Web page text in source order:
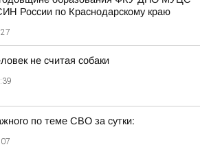
России по Краснодарскому краю
не считая собаки
по теме СВО за сутки: